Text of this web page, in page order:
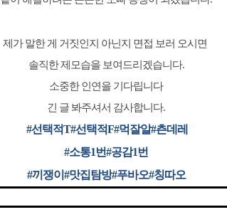
제가 말한 게 거짓인지 아닌지 면접 보러 오시면
솔직한 제모습을 보여드리겠습니다.
소중한 인연을 기다립니다
긴 글 봐주셔서 감사합니다.
#선택적T#선택적F#먹잘알#츤데레
#소통1번#공감1번
#끼쟁이#맛집탐방#푸바오#칭따오